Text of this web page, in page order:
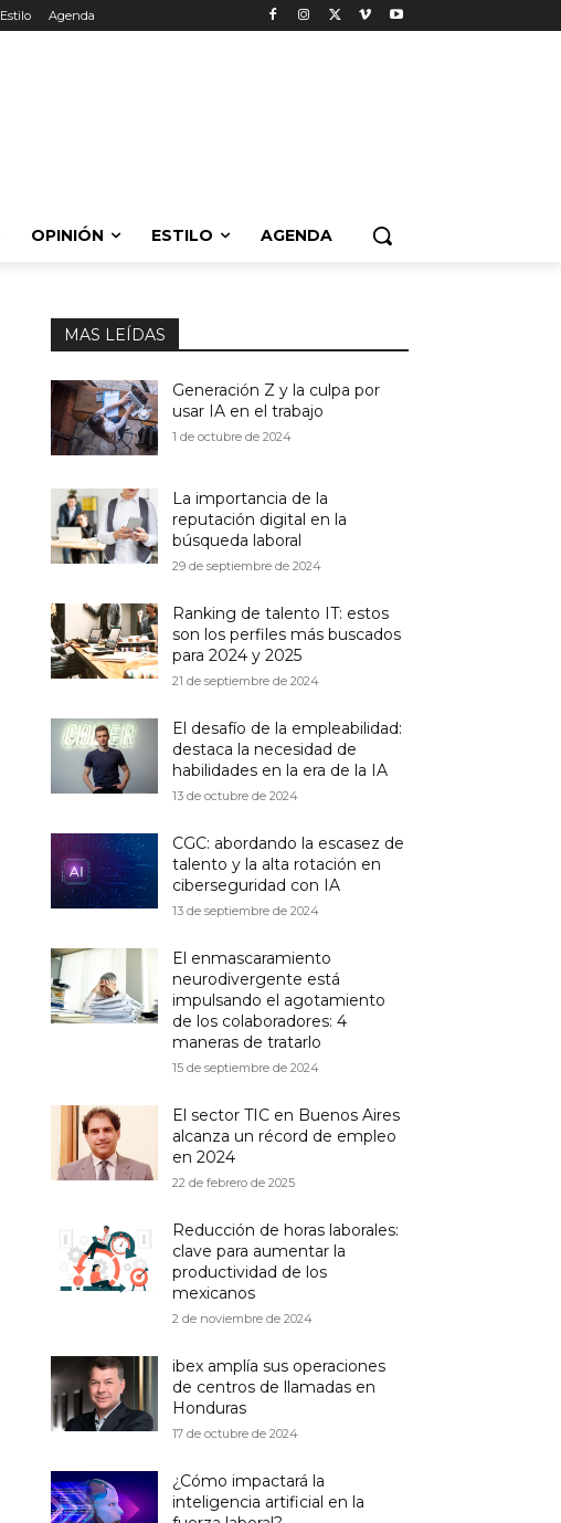
Estilo Agenda
OPINIÓN ESTILO AGENDA
MAS LEÍDAS
Generación Z y la culpa por
usar IA en el trabajo
1 de octubre de 2024
La importancia de la
reputación digital en la
búsqueda laboral
29 de septiembre de 2024
Ranking de talento IT: estos
son los perfiles más buscados
para 2024 y 2025
21 de septiembre de 2024
El desafío de la empleabilidad:
destaca la necesidad de
habilidades en la era de la IA
13 de octubre de 2024
CGC: abordando la escasez de
talento y la alta rotación en
ciberseguridad con IA
13 de septiembre de 2024
El enmascaramiento
neurodivergente está
impulsando el agotamiento
de los colaboradores: 4
maneras de tratarlo
15 de septiembre de 2024
El sector TIC en Buenos Aires
alcanza un récord de empleo
en 2024
22 de febrero de 2025
Reducción de horas laborales:
clave para aumentar la
productividad de los
mexicanos
2 de noviembre de 2024
ibex amplía sus operaciones
de centros de llamadas en
Honduras
17 de octubre de 2024
¿Cómo impactará la
inteligencia artificial en la